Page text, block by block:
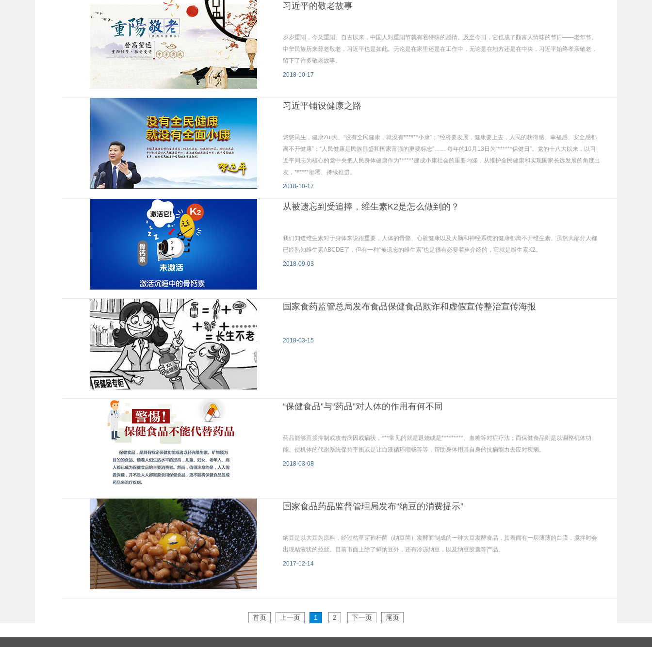
习近平的敬老故事
岁岁重阳，今又重阳。自古以来，中国人对重阳节就有着特殊的感情。及至今日，它也成了颇富人情味的节日——老年节。
中华民族历来尊老敬老，习近平也是如此。无论是在家里还是在工作中，无论是在地方还是在中央，习近平始终孝亲敬老，
留下了许多敬老故事。
2018-10-17
习近平铺设健康之路
悠悠民生，健康Zui大。“没有全民健康，就没有******小康”；“经济要发展，健康要上去，人民的获得感、幸福感、安全感都
离不开健康”；“人民健康是民族昌盛和国家富强的重要标志”…… 每年的10月13日为“******保健日”。党的十八大以来，以习
近平同志为核心的党中央把人民身体健康作为******建成小康社会的重要内涵，从维护全民健康和实现国家长远发展的角度出
发，******部署、持续推进。
2018-10-17
从被遗忘到受追捧，维生素K2是怎么做到的？
我们知道维生素对于身体来说很重要，人体的骨骼、心脏健康以及大脑和神经系统的健康都离不开维生素。虽然大部分人都
已经熟知维生素ABCDE了，但有一种“被遗忘的维生素”也是很有必要着重介绍的，它就是维生素K2。
2018-09-03
国家食药监管总局发布食品保健食品欺诈和虚假宣传整治宣传海报
2018-03-15
“保健食品”与“药品”对人体的作用有何不同
药品能够直接抑制或攻击病因或病状，***常见的就是退烧或是*********、血糖等对症疗法；而保健食品则是以调整机体功
能、使机体的代谢系统保持平衡或是让血液循环顺畅等等，帮助身体用其自身的抗病能力去应对疾病。
2018-03-08
国家食品药品监督管理局发布“纳豆的消费提示”
纳豆是以大豆为原料，经过枯草芽孢杆菌（纳豆菌）发酵而制成的一种大豆发酵食品，其表面有一层薄薄的白膜，搅拌时会
出现粘液状的拉丝。目前市面上除了鲜纳豆外，还有冷冻纳豆，以及纳豆胶囊等产品。
2017-12-14
首页 上一页 1 2 下一页 尾页